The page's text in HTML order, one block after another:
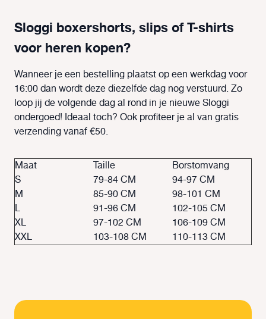
Sloggi boxershorts, slips of T-shirts
voor heren kopen?
Wanneer je een bestelling plaatst op een werkdag voor
16:00 dan wordt deze diezelfde dag nog verstuurd. Zo
loop jij de volgende dag al rond in je nieuwe Sloggi
ondergoed! Ideaal toch? Ook profiteer je al van gratis
verzending vanaf €50.
Maat Taille
Borstomvang
S
79-84 CM
94-97 CM
M
85-90 CM
98-101 CM
L
91-96 CM
102-105 CM
XL
97-102 CM
106-109 CM
XXL
103-108 CM 110-113 CM